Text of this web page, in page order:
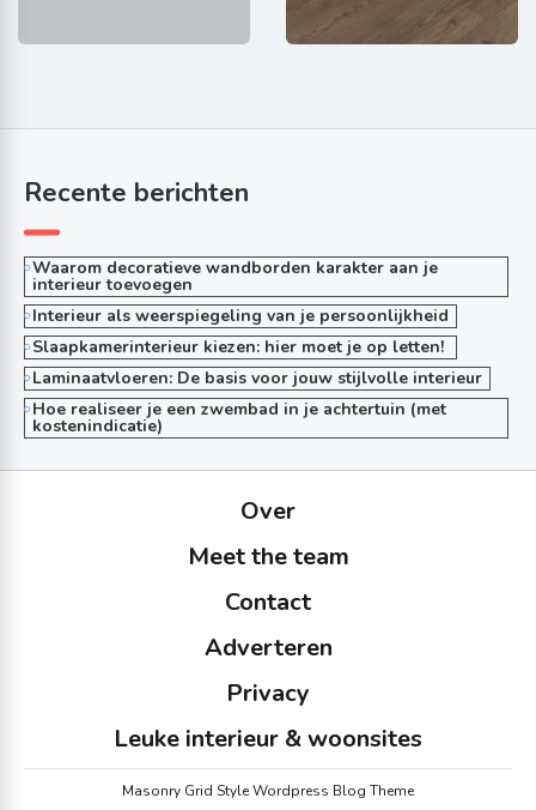
Recente berichten
Waarom decoratieve wandborden karakter aan je
interieur toevoegen
Interieur als weerspiegeling van je persoonlijkheid
Slaapkamerinterieur kiezen: hier moet je op letten!
Laminaatvloeren: De basis voor jouw stijlvolle interieur
Hoe realiseer je een zwembad in je achtertuin (met
kostenindicatie)
Over
Meet the team
Contact
Adverteren
Privacy
Leuke interieur & woonsites
Masonry Grid Style Wordpress Blog Theme